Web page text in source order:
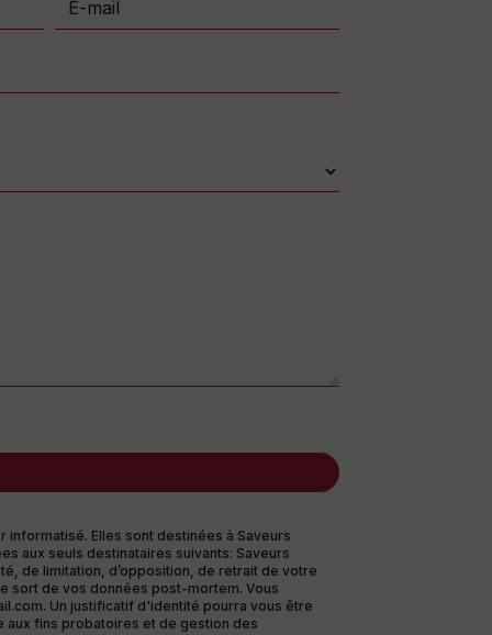
Elles sont destinées à Saveurs
aux seuls destinataires suivants: Saveurs
de limitation, d’opposition, de retrait de votre
sort de vos données post-mortem. Vous
Un justificatif d'identité pourra vous être
aux fins probatoires et de gestion des